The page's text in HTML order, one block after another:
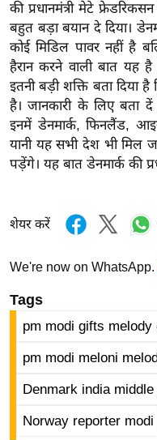
न्यू
ज
ब्री
फ
म
नो
रं
ज
ग
बॉ
ली
ड
हॉ
ली
ड
की प्रधानमंत्री मेटे
बहुत बड़ा बयान दे दिया।
कोई मिडिल पावर नहीं है
हैरान करने वाली बात यह है
इतनी बड़ी शक्ति बता दिया
है। जानकारी के लिए बता
इनमें डेनमार्क, फिनलैंड,
यानी यह सभी देश भी मिल
पड़ेंगे। यह बात डेनमार्क की
शेयर करें
We're now on WhatsApp.
Tags
pm modi gifts melody
pm modi meloni
Denmark india
Norway reporter modi